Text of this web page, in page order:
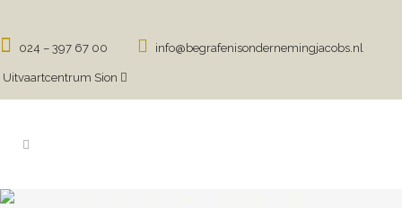
024 – 397 67 00 info@begrafenisondernemingjacobs.nl
Uitvaartcentrum Sion